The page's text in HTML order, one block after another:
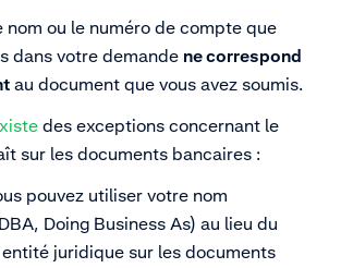
nom ou le numéro de compte que
dans votre demande ne correspond
au document que vous avez soumis.
des exceptions concernant le
sur les documents bancaires :
pouvez utiliser votre nom
Doing Business As) au lieu du
juridique sur les documents